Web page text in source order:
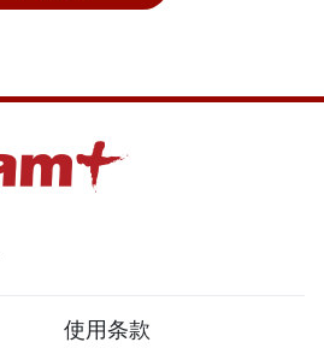
使用条款